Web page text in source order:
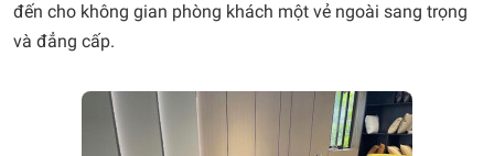
đến cho không gian phòng khách một vẻ ngoài sang trọng
và đẳng cấp.